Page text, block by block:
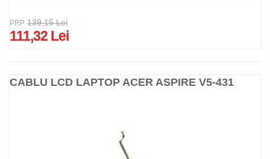
PRP 139,15 Lei
111,32 Lei
CABLU LCD LAPTOP ACER ASPIRE V5-431